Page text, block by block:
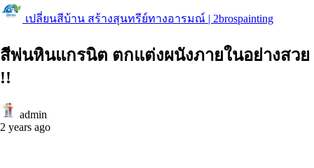
เปลี่ยนสีบ้าน สร้างสุนทรีย์ทางอารมณ์ | 2brospainting
สีพ่นหินแกรนิต ตกแต่งผนังภายในอย่างสวย
!!
admin
2 years ago